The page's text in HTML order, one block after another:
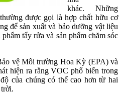
khác. Những
được gọi là hợp chất hữu cơ
để sản xuất và bảo dưỡng vật liệu
tẩy rửa và sản phẩm chăm sóc
vệ Môi trường Hoa Kỳ (EPA) và
hiện ra rằng VOC phổ biến trong
của chúng có thể cao hơn từ hai